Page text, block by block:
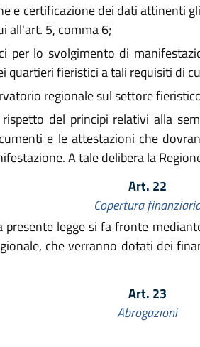
e certificazione dei dati attinenti
all'art. 5, comma 6;
per lo svolgimento di
quartieri fieristici a tali requisiti di
regionale sul settore
del principi relativi alla
e le attestazioni che
A tale delibera la
Art. 22
Copertura
legge si fa fronte
che verranno dotati dei
Art. 23
Abrogazioni